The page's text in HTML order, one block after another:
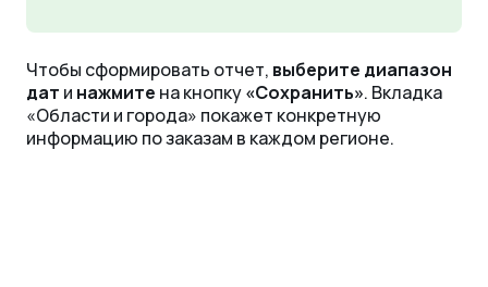
Чтобы сформировать отчет, выберите диапазон
дат и нажмите на кнопку«‎Сохранить». Вкладка
«‎Области и города» покажет конкретную
информацию по заказам в каждом регионе.